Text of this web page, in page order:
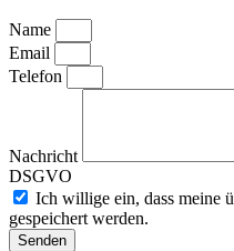
Name
Email
Telefon
Nachricht
DSGVO
Ich willige ein, dass meine
gespeichert werden.
Senden